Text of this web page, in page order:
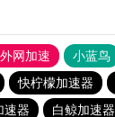
网加速 小蓝鸟
快柠檬加速器
速器 白鲸加速器